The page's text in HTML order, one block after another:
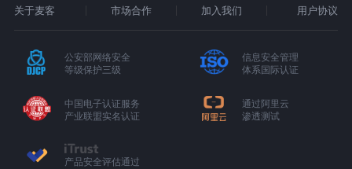
关于麦客 市场合作 加入我们 用户协议
公安部网络安全
等级保护三级
信息安全管理
体系国际认证
中国电子认证服务
产业联盟实名认证
通过阿里云
渗透测试
产品安全评估通过